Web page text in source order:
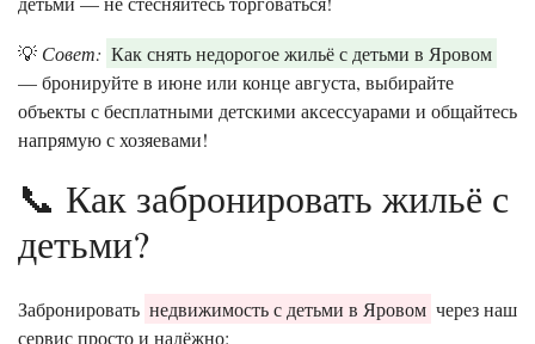
💡 Совет: Как снять недорогое жильё с детьми в Яровом
— бронируйте в июне или конце августа, выбирайте
объекты с бесплатными детскими аксессуарами и общайтесь
напрямую с хозяевами!
📞 Как забронировать жильё с
детьми?
Забронировать недвижимость с детьми в Яровом через наш
сервис просто и надёжно: